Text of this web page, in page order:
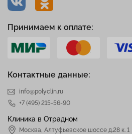
Контактные данные:
info@polyclin.ru
+7 (495) 215-56-90
Клиника в Отрадном
Москва Алтуфьевское шоссе д.28 к. 1
Принимаем к оплате: